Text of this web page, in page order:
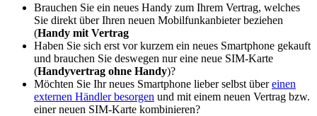
Brauchen Sie ein neues Handy zum Ihrem Vertrag, welches
Sie direkt über Ihren neuen Mobilfunkanbieter beziehen
(Handy mit Vertrag
Haben Sie sich erst vor kurzem ein neues Smartphone gekauft
und brauchen Sie deswegen nur eine neue SIM-Karte
(Handyvertrag ohne Handy)?
Möchten Sie Ihr neues Smartphone lieber selbst übereinen
externen Händler besorgen und mit einem neuen Vertrag bzw.
einer neuen SIM-Karte kombinieren?